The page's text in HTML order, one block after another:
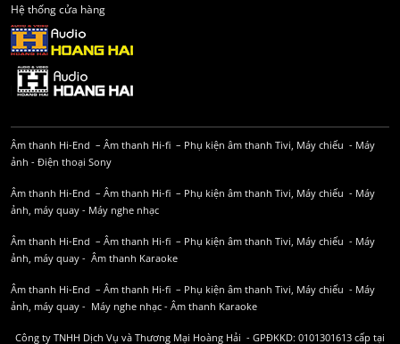
Hệ thống cửa hàng
Âm thanh Hi-End – Âm thanh Hi-fi – Phụ kiện âm thanh Tivi, Máy chiếu - Máy
ảnh - Điện thoại Sony
Âm thanh Hi-End – Âm thanh Hi-fi – Phụ kiện âm thanh Tivi, Máy chiếu - Máy
ảnh, máy quay - Máy nghe nhạc
Âm thanh Hi-End – Âm thanh Hi-fi – Phụ kiện âm thanh Tivi, Máy chiếu - Máy
ảnh, máy quay - Âm thanh Karaoke
Âm thanh Hi-End – Âm thanh Hi-fi – Phụ kiện âm thanh Tivi, Máy chiếu - Máy
ảnh, máy quay - Máy nghe nhạc - Âm thanh Karaoke
Công ty TNHH Dịch Vụ và Thương Mại Hoàng Hải - GPĐKKD: 0101301613 cấp tại